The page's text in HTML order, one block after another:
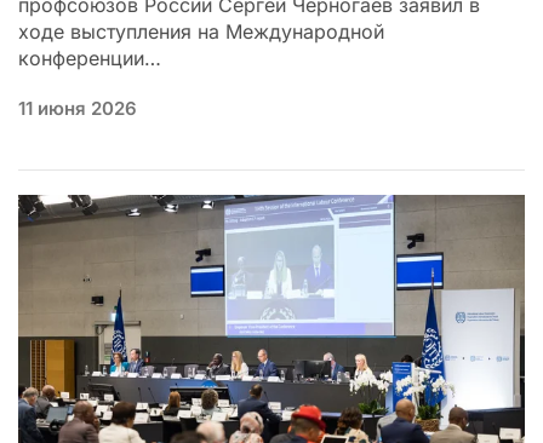
ходе выступления на Международной
конференции…
11 июня 2026